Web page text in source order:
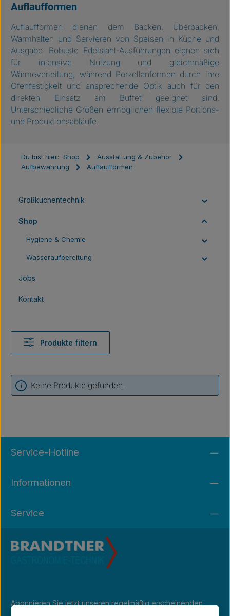
Auflaufformen
Auflaufformen dienen dem Backen, Überbacken,
Warmhalten und Servieren von Speisen in Küche und
Ausgabe. Robuste Edelstahl-Ausführungen eignen sich
für intensive Nutzung und gleichmäßige
Wärmeverteilung, während Porzellanformen durch ihre
Ofenfestigkeit und ansprechende Optik auch für den
direkten Einsatz am Buffet geeignet sind.
Unterschiedliche Größen ermöglichen flexible Portions-
und Produktionsabläufe.
Du bist hier: Shop
Ausstattung & Zubehör
Aufbewahrung
Auflaufformen
Großküchentechnik
Shop
Hygiene & Chemie
Wasseraufbereitung
Jobs
Kontakt
Produkte filtern
Keine Produkte gefunden.
Service-Hotline
Informationen
Service
Abonnieren Sie jetzt unseren regelmäßig erscheinenden
Newsletter, um rechtzeitig über neue Produkte und